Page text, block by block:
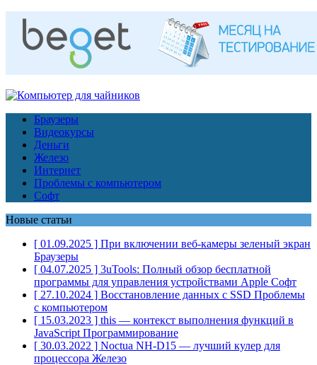
Браузеры
Видеокурсы
Деньги
Железо
Интернет
Проблемы с компьютером
Софт
Новые статьи
[ 01.09.2025 ] При включении веб-камеры зеленый экран
Браузеры
[ 04.07.2025 ] 3uTools: Полный обзор бесплатной
программы для управления устройствами Apple Софт
[ 27.10.2024 ] Восстановление данных с SSD Проблемы
с компьютером
[ 15.03.2023 ] this — контекст выполнения функций в
JavaScript Программирование
[ 30.03.2022 ] Noctua NH-D15 — лучший кулер для
процессора Железо